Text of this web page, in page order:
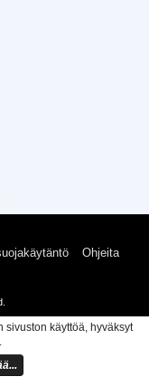
Ohjeita
sivuston käyttöä, hyväksyt